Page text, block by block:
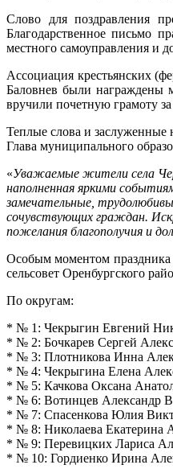
Слово для поздравления
Благодарственное письмо
местного самоуправления и
Ассоциация крестьянских
Баловнев были награждены
вручили почетную грамоту
Теплые слова и заслуженные
Глава муниципального
«Уважаемые жители села
наполненная яркими
замечательные,
сочувствующих граждан.
пожелания благополучия и
Особым моментом праздника
сельсовет Оренбургского
По округам:
* № 1: Чекрыгин Евгений
* № 2: Бочкарев Сергей
* № 3: Плотникова Инна
* № 4: Чекрыгина Елена
* № 5: Качкова Оксана
* № 6: Вотинцев Александр
* № 7: Спасенкова Юлия
* № 8: Николаева Екатерина
* № 9: Перевицких Лариса
* № 10: Гордиенко Ирина